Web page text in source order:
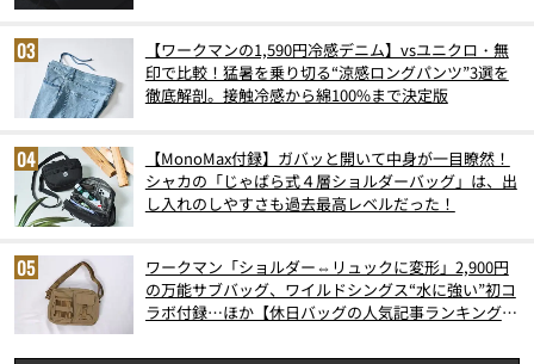
【ワークマンの1,590円冷感デニム】vsユニクロ・無
印で比較！猛暑を乗り切る“涼感ロングパンツ”3選を
徹底解剖。接触冷感から綿100%まで決定版
【MonoMax付録】ガバッと開いて中身が一目瞭然！
シャカの「じゃばら式４層ショルダーバッグ」は、出
し入れのしやすさも過去最高レベルだった！
ワークマン「ショルダー⇔リュックに変形」2,900円
の万能サブバッグ、ワイルドシングス“水に強い”初コ
ラボ付録…ほか【休日バッグの人気記事ランキングベ